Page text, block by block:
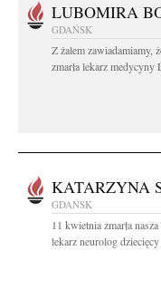
LUBOMIRA
GDAŃSK
Z żalem zawiadamiamy,
zmarła lekarz
KATARZYNA
GDAŃSK
11 kwietnia zmarła
lekarz neurolog